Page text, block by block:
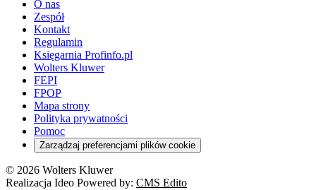
O nas
Zespół
Kontakt
Regulamin
Księgarnia Profinfo.pl
Wolters Kluwer
FEPI
FPOP
Mapa strony
Polityka prywatności
Pomoc
Zarządzaj preferencjami plików cookie
© 2026 Wolters Kluwer
Realizacja Ideo Powered by: CMS Edito